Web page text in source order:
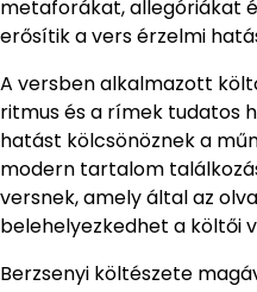
metaforákat, allegóriákat
erősítik a vers érzelmi
A versben alkalmazott
ritmus és a rímek tudatos
hatást kölcsönöznek a
modern tartalom
versnek, amely által az
belehelyezkedhet a költői
Berzsenyi költészete